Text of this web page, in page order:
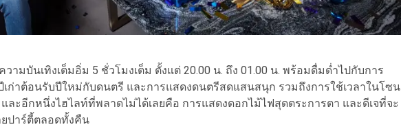
บันเทิงเต็มอิ่ม 5 ชั่วโมงเต็ม ตั้งแต่ 20.00 น. ถึง 01.00 น. พร้อมดื่มด่ำไปกับการ
เก่าต้อนรับปีใหม่กับดนตรี และการแสดงดนตรีสดแสนสนุก รวมถึงการใช้เวลาในโซน
ละอีกหนึ่งไฮไลท์ที่พลาดไม่ได้เลยคือ การแสดงดอกไม้ไฟสุดตระการตา และดีเจที่จะ
ยปาร์ตี้ตลอดทั้งคืน